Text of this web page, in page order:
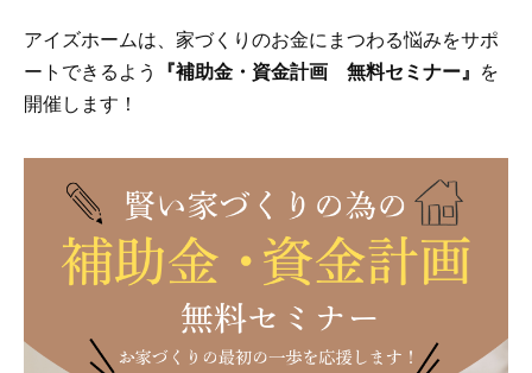
アイズホームは、家づくりのお金にまつわる悩みをサポ
ートできるよう
『補助金・資金計画 無料セミナー』 を
開催します！